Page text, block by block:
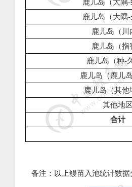
鹿儿岛（大隅-
鹿儿岛（大隅-
鹿儿岛（川
鹿儿岛（指
鹿儿岛（种-
鹿儿岛（鹿儿
鹿儿岛（其他
其他地区
合计
备注：以上鳗苗入池统计数